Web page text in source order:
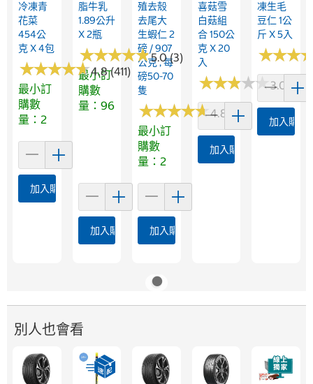
冷凍青
花菜
454公
克 X 4包
★★★★★
★★★★★4.8 (411)
最小訂
購數
量：2
加入購物車
脂牛乳
1.89公升
X 2瓶
★★★★★
★★★★★5.0 (3)
最小訂
購數
量：96
加入購物車
殖去殼
去尾大
生蝦仁 2
磅 / 907
公克 , 每
磅50-70
隻
★★★★★
★★★★★4.8 (97)
最小訂
購數
量：2
加入購物車
喜菇雪
白菇組
合 150公
克 X 20
入
★★★★★
★★★★★3.0 (1)
加入購物車
凍生毛
豆仁 1公
斤 X 5入
★★★
★★★
加入購物
別人也會看